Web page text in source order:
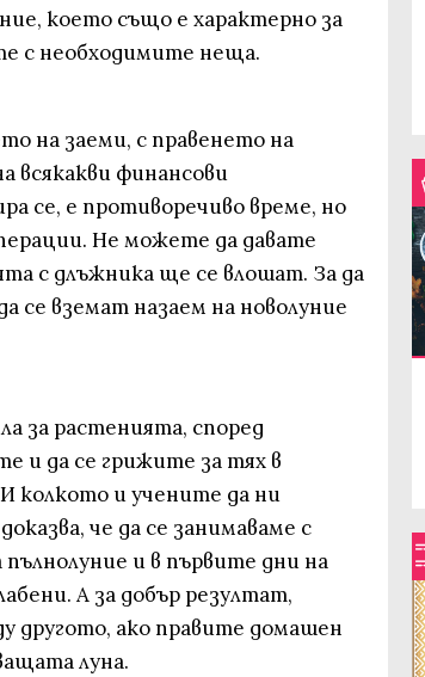
което също е характерно за
с необходимите неща.
на заеми, с правенето на
всякакви финансови
се, е противоречиво време, но
Не можете да давате
с длъжника ще се влошат. За да
се вземат назаем на новолуние
за растенията, според
и да се грижите за тях в
колкото и учените да ни
че да се занимаваме с
пълнолуние и в първите дни на
А за добър резултат,
другото, ако правите домашен
луна.